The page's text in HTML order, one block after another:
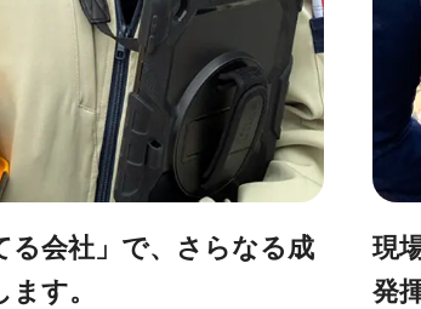
社」で、さらなる成
。
現場
発揮